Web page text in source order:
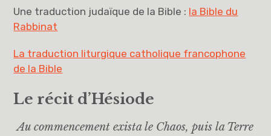
Éducation à la philosophie et à la citoyenneté
Une traduction judaïque de la Bible : la Bible du
Rabbinat
La traduction liturgique catholique francophone
de la Bible
Le récit d’Hésiode
Au commencement exista le Chaos, puis la Terre